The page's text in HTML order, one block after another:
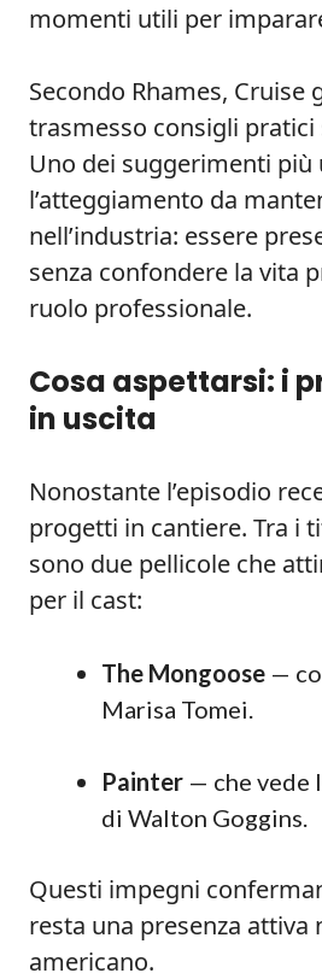
momenti utili per
Secondo Rhames, Cruise
trasmesso consigli pratici
Uno dei suggerimenti
l’atteggiamento da
nell’industria: essere
senza confondere la vita
ruolo professionale.
Cosa aspettarsi: i
in uscita
Nonostante l’episodio
progetti in cantiere. Tra i
sono due pellicole che
per il cast:
The Mongoose —
Marisa Tomei.
Painter — che vede
di Walton Goggins.
Questi impegni
resta una presenza attiva
americano.